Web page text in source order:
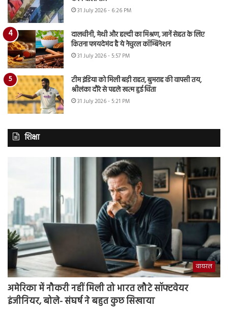
31 July 2026 - 6:26 PM
दालचीनी, मेथी और हल्दी का मिश्रण, जानें सेहत के लिए
कितना फायदेमंद है ये नेचुरल कॉम्बिनेशन
31 July 2026 - 5:57 PM
टीम इंडिया को मिली बड़ी राहत, बुमराह की वापसी तय,
श्रीलंका दौरे से पहले खत्म हुई चिंता
31 July 2026 - 5:21 PM
शिक्षा
वायरल
अमेरिका में नौकरी नहीं मिली तो भारत लौटे सॉफ्टवेयर
इंजीनियर, बोले- संघर्ष ने बहुत कुछ सिखाया